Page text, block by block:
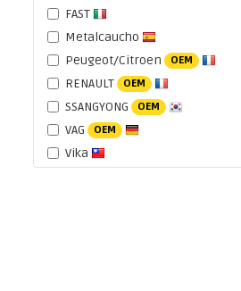
FAST
Metalcaucho
Peugeot/Citroen
OEM
RENAULT OEM
SSANGYONG OEM
VAG OEM
Vika